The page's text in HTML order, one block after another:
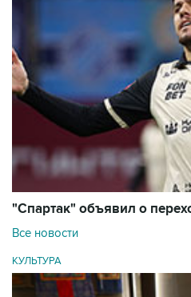
"Спартак" объявил о
Все новости
КУЛЬТУРА